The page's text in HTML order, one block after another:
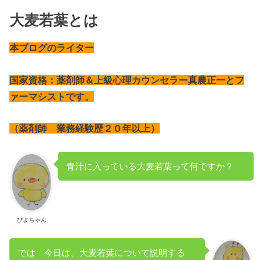
大麦若葉とは
本ブログのライター
国家資格：薬剤師＆上級心理カウンセラー真農正一とフ
ァーマシストです。
（薬剤師 業務経験歴２０年以上）
ぴよちゃん
青汁に入っている大麦若葉って何ですか？
では 今日は、大麦若葉について説明する